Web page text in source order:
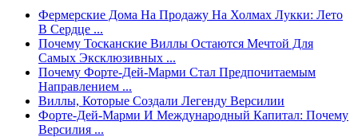
Фермерские Дома На Продажу На Холмах Лукки: Лето
В Сердце ...
Почему Тосканские Виллы Остаются Мечтой Для
Самых Эксклюзивных ...
Почему Форте-Дей-Марми Стал Предпочитаемым
Направлением ...
Виллы, Которые Создали Легенду Версилии
Форте-Дей-Марми И Международный Капитал: Почему
Версилия ...